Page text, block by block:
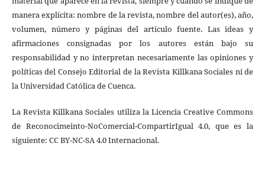
manera explícita: nombre de la revista, nombre del autor(es), año,
volumen, número y páginas del artículo fuente. Las ideas y
afirmaciones consignadas por los autores están bajo su
responsabilidad y no interpretan necesariamente las opiniones y
políticas del Consejo Editorial de la Revista Killkana Sociales ni de
la Universidad Católica de Cuenca.
La Revista Killkana Sociales utiliza la Licencia Creative Commons
de Reconocimeinto-NoComercial-CompartirIgual 4.0, que es la
siguiente: CC BY-NC-SA 4.0 Internacional.